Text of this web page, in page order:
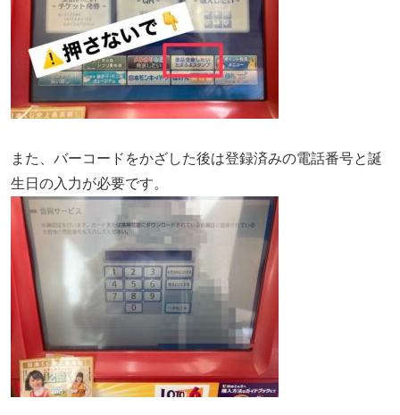
また、バーコードをかざした後は登録済みの電話番号と誕
生日の入力が必要です。